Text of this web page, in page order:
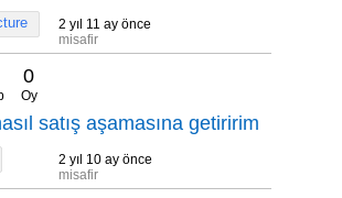
2 yıl 11 ay önce
misafir
0
Oy
satış aşamasına getiririm
2 yıl 10 ay önce
misafir